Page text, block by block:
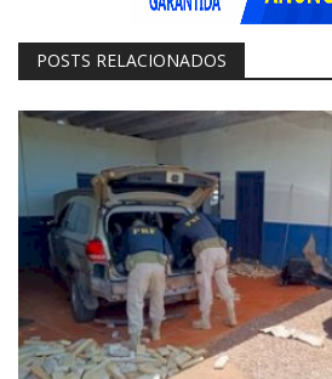
POSTS RELACIONADOS